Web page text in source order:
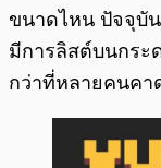
ขนาดไหน ปัจจุบัน
มีการลิสต์บนกระ
กว่าที่หลายคนคา